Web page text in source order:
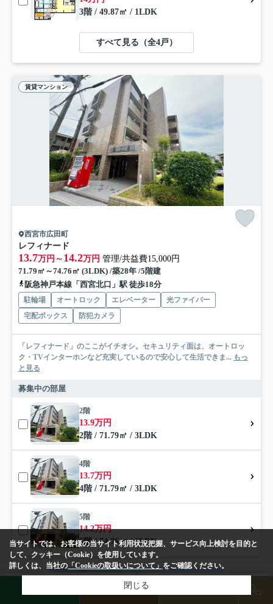
物件検索
3階 / 49.87㎡ / 1LDK
すべて見る（全4戸）
賃貸マンション
西宮市広田町
レフィナード
13.7万円～ 14.2万円 管理/共益費15,000円
71.79㎡～74.76㎡ (3LDK) /築28年 /5階建
阪急神戸本線「西宮北口」駅 徒歩18分
駐輪場 オートロック エレベーター
光ファイバー
宅配ボックス
防犯カメラ
「レフィナード」のここがイチオシ。セキュリティ面は、オートロッ
ク・TVインターホンなど充実しているので安心して生活できま... もっ
と見る
募集中の部屋
2階
13.9万円
2階 / 71.79㎡ / 3LDK
4階
13.7万円
4階 / 71.79㎡ / 3LDK
5階
14.2万円
5階 / 74.76㎡ / 3LDK
当サイトでは、お客様の当サイト利用状況把握、サービス向上検討を目的と
して、クッキー（Cookie）を使用しています。
詳しくは、当社の 「Cookieの取扱いについて」 をご確認ください。
閉じる